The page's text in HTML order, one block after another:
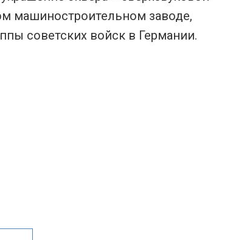
машиностроительном заводе,
советских войск в Германии.